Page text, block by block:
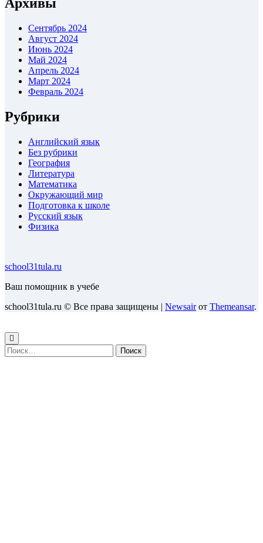
Сентябрь 2024
Август 2024
Июнь 2024
Май 2024
Апрель 2024
Март 2024
Февраль 2024
Рубрики
Английский язык
Без рубрики
География
Литература
Математика
Окружающий мир
Подготовка к школе
Русский язык
Физика
school31tula.ru
Ваш помощник в учебе
school31tula.ru © Все права защищены | Newsairот Themeansar.
Найти: